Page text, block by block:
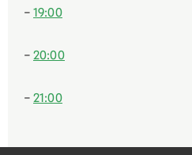
– 19:00
– 20:00
– 21:00